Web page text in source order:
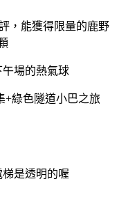
，能獲得限量的鹿野
午場的熱氣球
+綠色隧道小巴之旅
是透明的喔